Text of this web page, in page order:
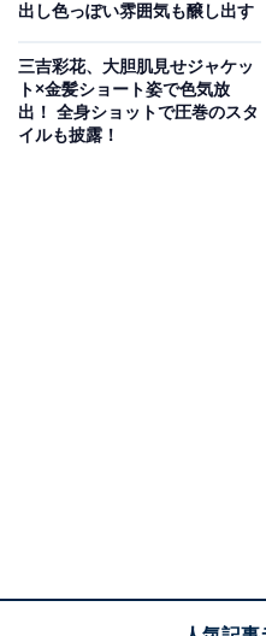
出し色っぽい雰囲気も醸し出す
三吉彩花、大胆肌見せジャケッ
ト×金髪ショート姿で色気放
出！ 全身ショットで圧巻のスタ
イルも披露！